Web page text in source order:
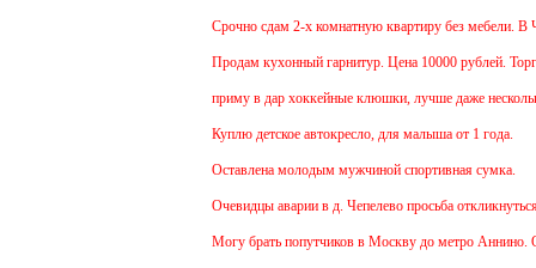
Срочно сдам 2-х комнатную квартиру без мебели. В
Продам кухонный гарнитур. Цена 10000 рублей. Торг
приму в дар хоккейные клюшки, лучше даже
Куплю детское автокресло, для малыша от 1 года.
Оставлена молодым мужчиной спортивная сумка.
Очевидцы аварии в д. Чепелево просьба откликнуться.
Могу брать попутчиков в Москву до метро Аннино.